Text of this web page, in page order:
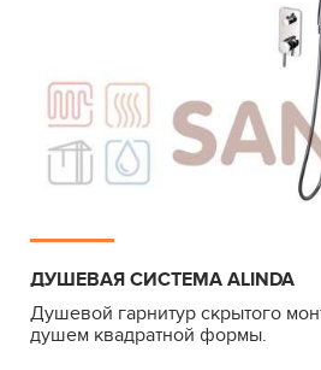
ДУШЕВАЯ СИСТЕМА ALINDA
Душевой гарнитур скрытого
душем квадратной формы.